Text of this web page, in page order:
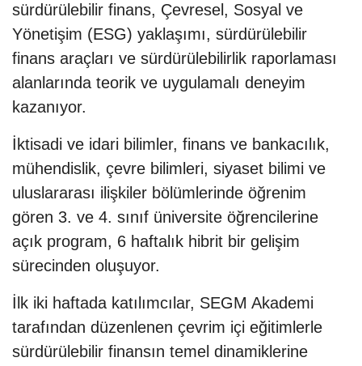
sürdürülebilir finans, Çevresel, Sosyal ve
Yönetişim (ESG) yaklaşımı, sürdürülebilir
finans araçları ve sürdürülebilirlik raporlaması
alanlarında teorik ve uygulamalı deneyim
kazanıyor.
İktisadi ve idari bilimler, finans ve bankacılık,
mühendislik, çevre bilimleri, siyaset bilimi ve
uluslararası ilişkiler bölümlerinde öğrenim
gören 3. ve 4. sınıf üniversite öğrencilerine
açık program, 6 haftalık hibrit bir gelişim
sürecinden oluşuyor.
İlk iki haftada katılımcılar, SEGM Akademi
tarafından düzenlenen çevrim içi eğitimlerle
sürdürülebilir finansın temel dinamiklerine